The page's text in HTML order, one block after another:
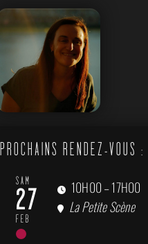
PROCHAINS RENDEZ-VOUS :
SAM
27
FEB
10H00 – 17H00
La Petite Scène